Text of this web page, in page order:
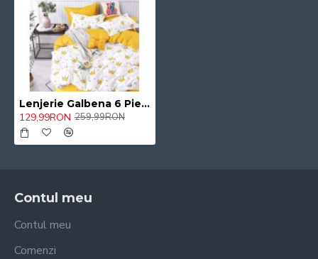
Lenjerie Galbena 6 Piese Pucioasa, 2 persoane, Bumbac Finet / JOJ54
129,99RON 259,99RON
Contul meu
Contul meu
Comenzi